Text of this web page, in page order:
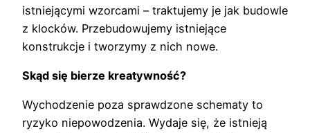
istniejącymi wzorcami – traktujemy je jak budowle
z klocków. Przebudowujemy istniejące
konstrukcje i tworzymy z nich nowe.
Skąd się bierze kreatywność?
Wychodzenie poza sprawdzone schematy to
ryzyko niepowodzenia. Wydaje się, że istnieją